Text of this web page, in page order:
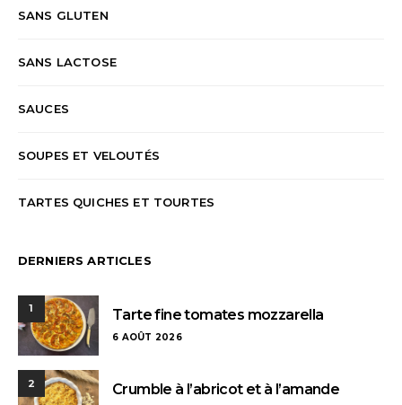
SANS GLUTEN
SANS LACTOSE
SAUCES
SOUPES ET VELOUTÉS
TARTES QUICHES ET TOURTES
DERNIERS ARTICLES
1 Tarte fine tomates mozzarella
6 AOÛT 2026
2 Crumble à l’abricot et à l’amande